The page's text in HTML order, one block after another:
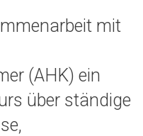
mit
(AHK) ein
über ständige